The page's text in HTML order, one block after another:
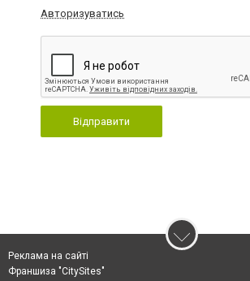
Авторизуватись
Відправити
Реклама на сайті
Франшиза "CitySites"